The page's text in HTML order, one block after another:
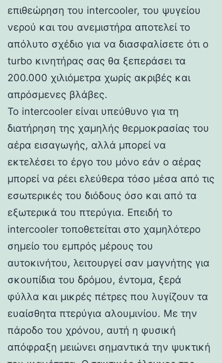
επιθεώρηση του intercooler, του ψυγείου
νερού και του ανεμιστήρα αποτελεί το
απόλυτο σχέδιο για να διασφαλίσετε ότι ο
turbo κινητήρας σας θα ξεπεράσει τα
200.000 χιλιόμετρα χωρίς ακριβές και
απρόσμενες βλάβες.
Το intercooler είναι υπεύθυνο για τη
διατήρηση της χαμηλής θερμοκρασίας του
αέρα εισαγωγής, αλλά μπορεί να
εκτελέσει το έργο του μόνο εάν ο αέρας
μπορεί να ρέει ελεύθερα τόσο μέσα από τις
εσωτερικές του διόδους όσο και από τα
εξωτερικά του πτερύγια. Επειδή το
intercooler τοποθετείται στο χαμηλότερο
σημείο του εμπρός μέρους του
αυτοκινήτου, λειτουργεί σαν μαγνήτης για
σκουπίδια του δρόμου, έντομα, ξερά
φύλλα και μικρές πέτρες που λυγίζουν τα
ευαίσθητα πτερύγια αλουμινίου. Με την
πάροδο του χρόνου, αυτή η φυσική
απόφραξη μειώνει σημαντικά την ψυκτική